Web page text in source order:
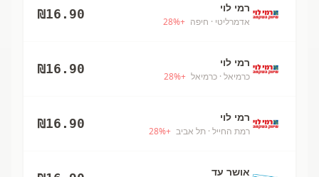
רמי לוי
אדמרליטי · חיפה +
28%
₪16.90
רמי לוי
כרמיאל · כרמיאל +
28%
₪16.90
רמי לוי
רמת החייל · תל אביב +
28%
₪16.90
אושר עד